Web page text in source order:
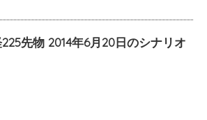
225先物 2014年6月20日のシナリオ